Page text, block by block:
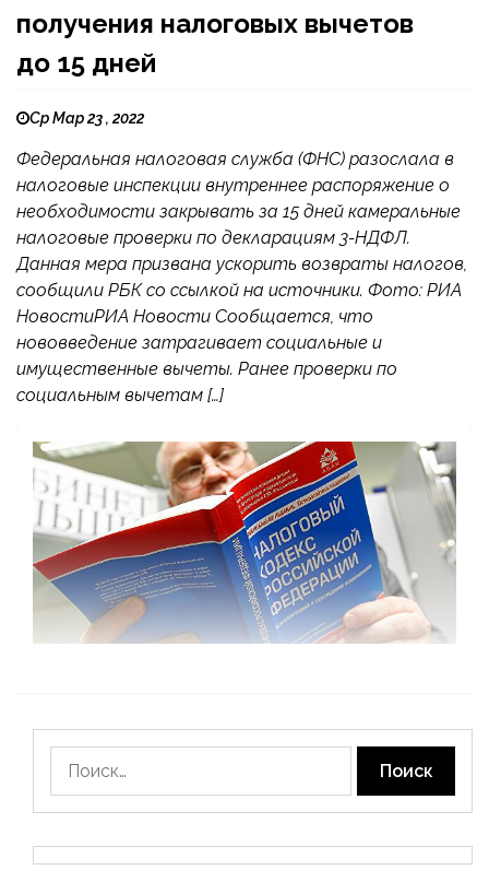
получения налоговых вычетов
до 15 дней
Ср Мар 23 , 2022
Федеральная налоговая служба (ФНС) разослала в
налоговые инспекции внутреннее распоряжение о
необходимости закрывать за 15 дней камеральные
налоговые проверки по декларациям 3-НДФЛ.
Данная мера призвана ускорить возвраты налогов,
сообщили РБК со ссылкой на источники. Фото: РИА
НовостиРИА Новости Сообщается, что
нововведение затрагивает социальные и
имущественные вычеты. Ранее проверки по
социальным вычетам […]